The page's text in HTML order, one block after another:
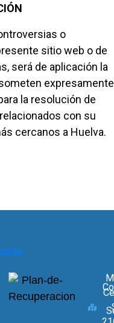
o
sitio web o de
será de aplicación la
expresamente
la resolución de
con su
cercanos a Huelva.